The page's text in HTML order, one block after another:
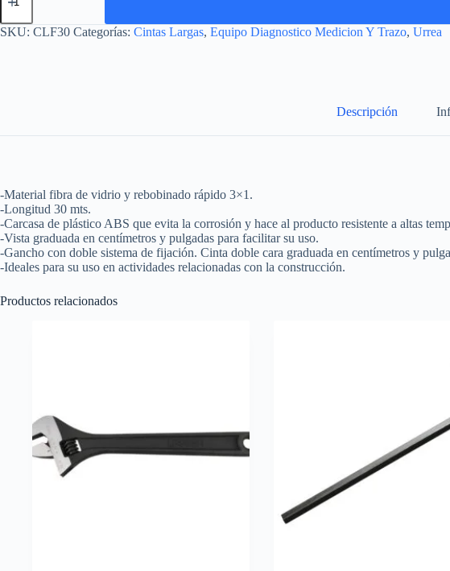
fibra
de
SKU: CLF30 Categorías: Cintas Largas, Equipo Diagnostico Medicion Y Trazo, Urrea
Descripción
-Material fibra de vidrio y rebobinado rápido 3×1.
-Longitud 30 mts.
-Carcasa de plástico ABS que evita la corrosión y hace al producto resistente a altas
-Vista graduada en centímetros y pulgadas para facilitar su uso.
-Gancho con doble sistema de fijación. Cinta doble cara graduada en centímetros y
-Ideales para su uso en actividades relacionadas con la construcción.
Productos relacionados